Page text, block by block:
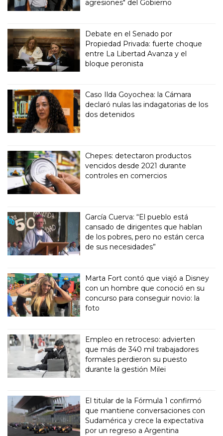
agresiones" del Gobierno
Debate en el Senado por
Propiedad Privada: fuerte choque
entre La Libertad Avanza y el
bloque peronista
Caso Ilda Goyochea: la Cámara
declaró nulas las indagatorias de los
dos detenidos
Chepes: detectaron productos
vencidos desde 2021 durante
controles en comercios
García Cuerva: “El pueblo está
cansado de dirigentes que hablan
de los pobres, pero no están cerca
de sus necesidades”
Marta Fort contó que viajó a Disney
con un hombre que conoció en su
concurso para conseguir novio: la
foto
Empleo en retroceso: advierten
que más de 340 mil trabajadores
formales perdieron su puesto
durante la gestión Milei
El titular de la Fórmula 1 confirmó
que mantiene conversaciones con
Sudamérica y crece la expectativa
por un regreso a Argentina